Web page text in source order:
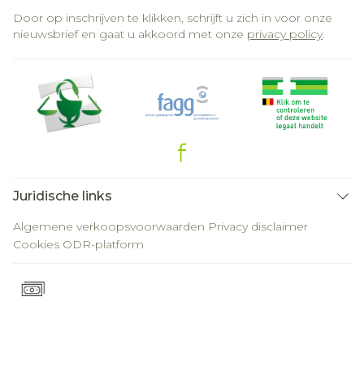
Door op inschrijven te klikken, schrijft u zich in voor onze
nieuwsbrief en gaat u akkoord met onze privacy policy.
Juridische links
Algemene verkoopsvoorwaarden Privacy disclaimer
Cookies ODR-platform